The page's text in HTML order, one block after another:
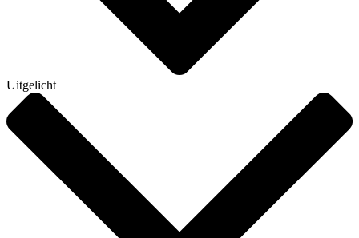
Uitgelicht